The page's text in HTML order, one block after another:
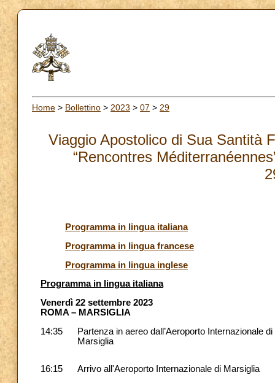
Home > Bollettino > 2023 > 07 > 29
Viaggio Apostolico di Sua Santità
“Rencontres
Programma in lingua italiana
Programma in lingua francese
Programma in lingua inglese
Programma in lingua italiana
Venerdì 22 settembre 2023
ROMA – MARSIGLIA
14:35
Partenza in aereo dall’Aeroporto Internazionale
Marsiglia
16:15 Arrivo all'Aeroporto Internazionale di Marsiglia